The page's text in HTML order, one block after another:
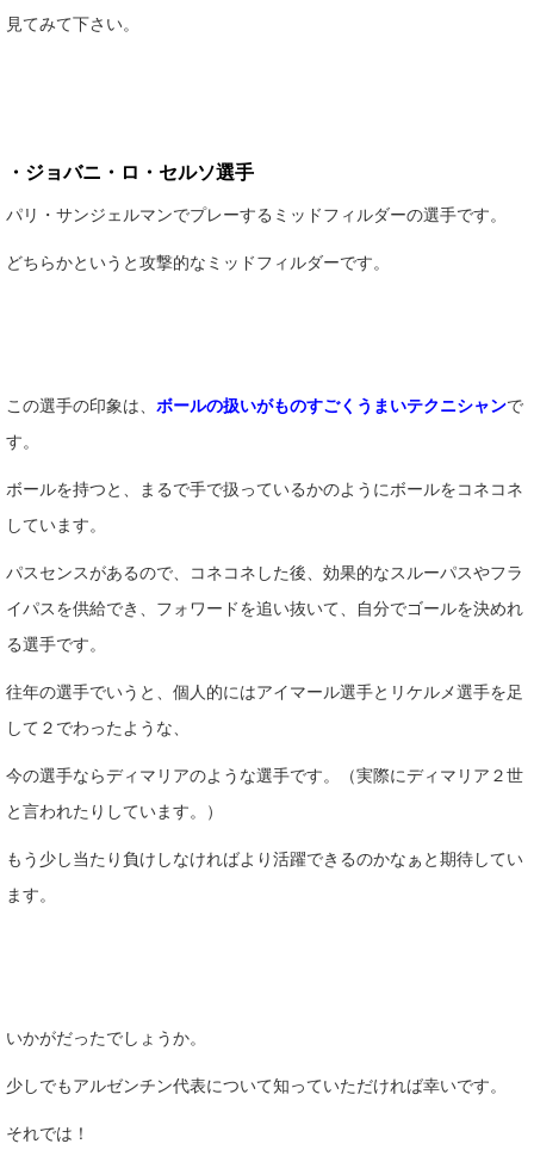
見てみて下さい。
・ジョバニ・ロ・セルソ選手
パリ・サンジェルマンでプレーするミッドフィルダーの選手です。
どちらかというと攻撃的なミッドフィルダーです。
この選手の印象は、 ボールの扱いがものすごくうまいテクニシャンで
す。
ボールを持つと、まるで手で扱っているかのようにボールをコネコネ
しています。
パスセンスがあるので、コネコネした後、効果的なスルーパスやフラ
イパスを供給でき、フォワードを追い抜いて、自分でゴールを決めれ
る選手です。
往年の選手でいうと、個人的にはアイマール選手とリケルメ選手を足
して２でわったような、
今の選手ならディマリアのような選手です。（実際にディマリア２世
と言われたりしています。）
もう少し当たり負けしなければより活躍できるのかなぁと期待してい
ます。
いかがだったでしょうか。
少しでもアルゼンチン代表について知っていただければ幸いです。
それでは！